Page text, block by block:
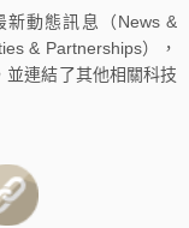
動態訊息（News &
& Partnerships），
連結了其他相關科技